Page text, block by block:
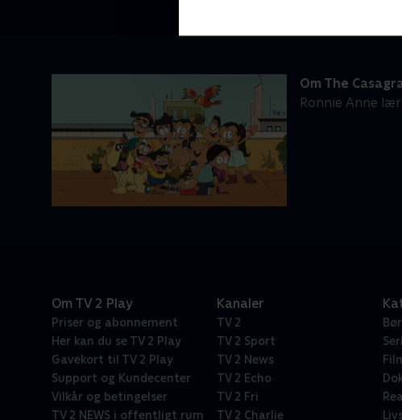
Om The
Ronnie Anne
Om TV 2 Play
Priser og abonnement
Her kan du se TV 2 Play
Gavekort til TV 2 Play
Support og Kundecenter
Vilkår og betingelser
TV 2 NEWS i offentligt rum
Kanaler
TV 2
TV 2 Sport
TV 2 News
TV 2 Echo
TV 2 Fri
TV 2 Charlie